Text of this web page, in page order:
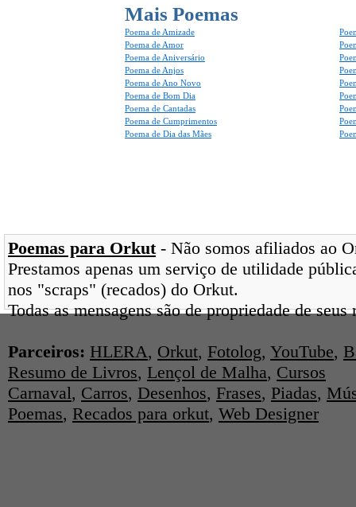
Mais Poemas
Poema de Amizade
Poema de Amor
Poema de Aniversário
Poema de Anjos
Poema de Ano Novo
Poema de Bom Dia
Poema de Cantadas
Poema de Cumprimentos
Poema de Dia das Mães
Poemas para Orkut- Não somos afiliados ao
Prestamos apenas um serviço de utilidade
nos "scraps" (recados) do Orkut.
Todas as mensagens são de propriedade de
Parceiros: HLERA, Orkut, Fotolog, YouTube,
Resumo de Livros, Lençol de Malha, Cursos
Carnaval, Carros, Desenhos, Frases, Piadas,
Poemas, Recados para orkut, Web Designer